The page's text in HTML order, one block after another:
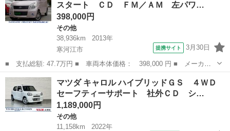
プッシュスタ...
スタート ＣＤ ＦＭ／ＡＭ 左パワ…
398,000円
その他
38,936km
2013年
寒河江市
提携サイト 3月30日
■ 支払総額: 47.7万円 ■ 車両本体価格： 398,000 円 ■ メーカー
名： マツダ ■ 車種名： フレアワゴン ■ グレード名： ＸＳ
４ＷＤ プッシュスタート ＣＤ ＦＭ／ＡＭ 左パワースライドド
ア 電動格納...
山形 寒河江市 その他
マツダ キャロル ハイブリッドＧＳ ４ＷＤ
セーフティーサポート 社外ＣＤ シ…
1,189,000円
その他
11,158km
2022年